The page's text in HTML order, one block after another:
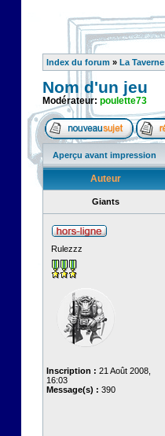
Index du forum » La Taverne
Nom d'un jeu
Modérateur: poulette73
Aperçu avant impression
Auteur
Giants
Rulezzz
Inscription : 21 Août 2008,
16:03
Message(s) : 390